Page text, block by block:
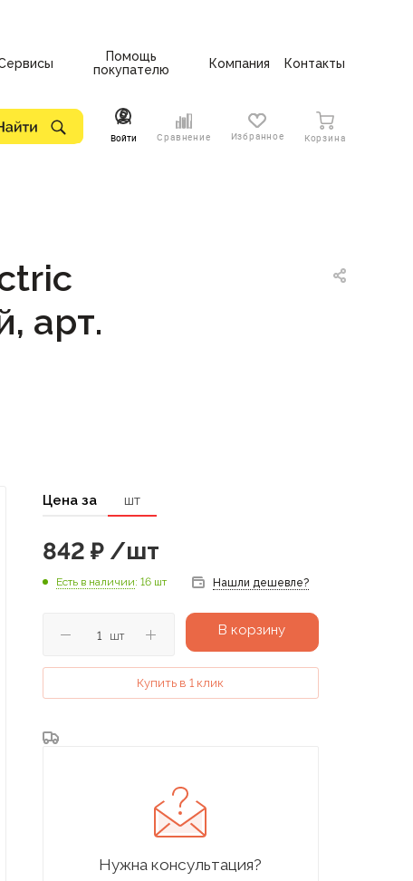
Помощь
покупателю
Компания Контакты
Войти Сравнение Избранное Корзина
арт.
Цена за шт
842 ₽/шт
Есть в наличии: 16 шт Нашли дешевле?
шт В корзину
Купить в 1 клик
Нужна консультация?